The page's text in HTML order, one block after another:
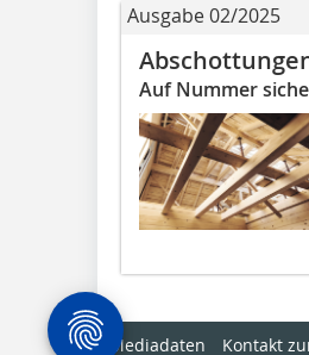
Ausgabe 02/2025
Auf Nummer
Mediadaten Kontakt